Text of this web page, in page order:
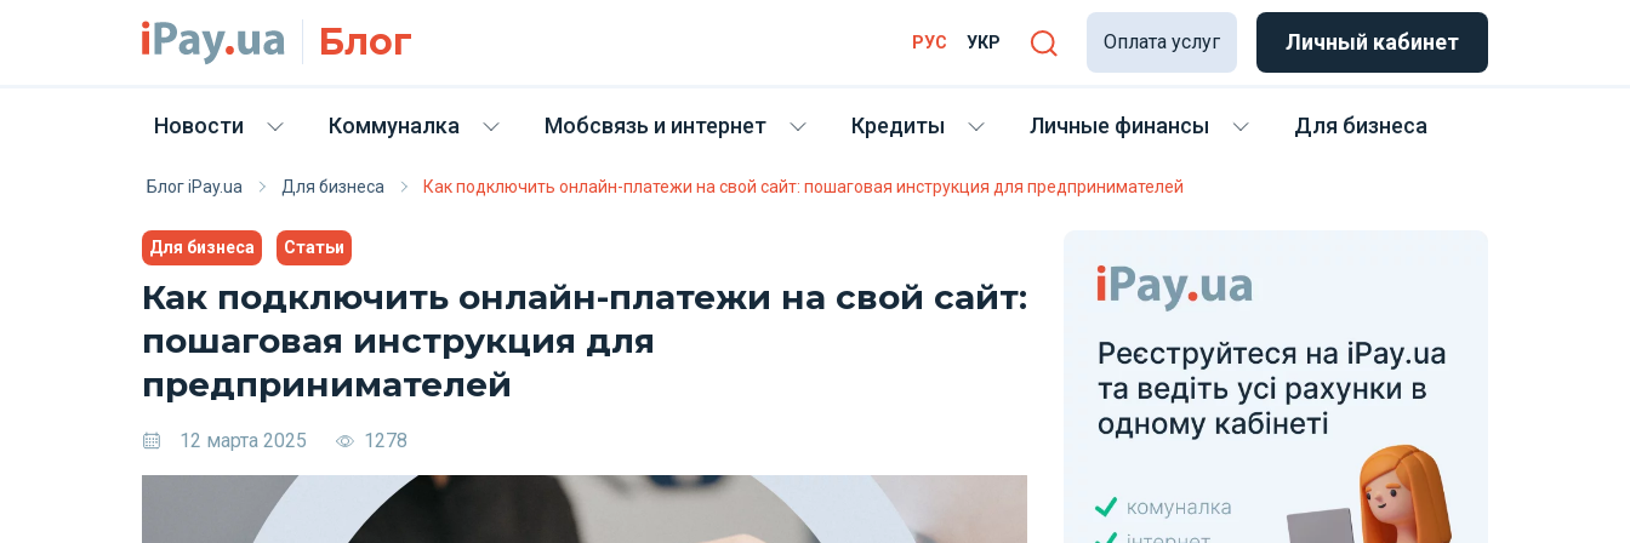
Блог РУС УКР Оплата услуг Личный кабинет
Новости Коммуналка Мобсвязь и интернет Кредиты Личные финансы Для бизнеса
Блог iPay.ua Для бизнеса Как подключить онлайн-платежи на свой сайт: пошаговая инструкция для предпринимателей
Для бизнеса Статьи
Как подключить онлайн-платежи на свой сайт:
пошаговая инструкция для
предпринимателей
12 марта 2025 1278